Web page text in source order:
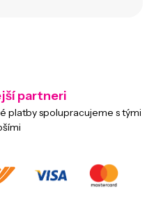
partneri
platby spolupracujeme s tými